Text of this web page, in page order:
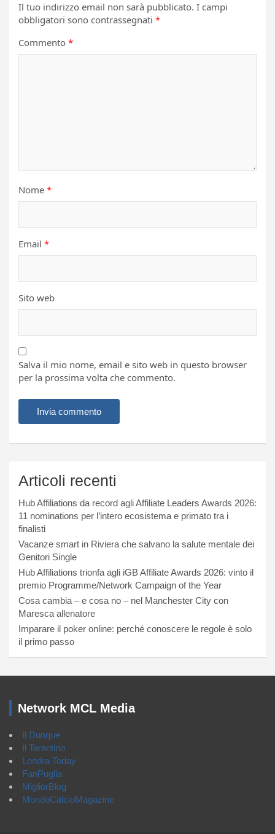
Il tuo indirizzo email non sarà pubblicato. I campi
obbligatori sono contrassegnati *
Commento *
Nome *
Email *
Sito web
Salva il mio nome, email e sito web in questo browser
per la prossima volta che commento.
Articoli recenti
Hub Affiliations da record agli Affiliate Leaders Awards 2026:
11 nominations per l’intero ecosistema e primato tra i
finalisti
Vacanze smart in Riviera che salvano la salute mentale dei
Genitori Single
Hub Affiliations trionfa agli iGB Affiliate Awards 2026: vinto il
premio Programme/Network Campaign of the Year
Cosa cambia – e cosa no – nel Manchester City con
Maresca allenatore
Imparare il poker online: perché conoscere le regole è solo
il primo passo
Network MCL Media
Il Dunque
Il Tarantino
Londra Today
FanPuglia
MigliorBlog
MondoCalcioMagazine